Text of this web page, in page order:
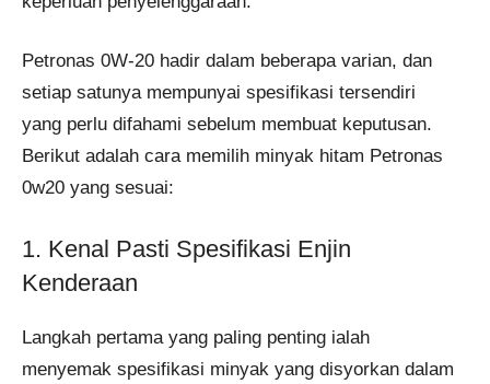
Petronas 0W-20 hadir dalam beberapa varian, dan
setiap satunya mempunyai spesifikasi tersendiri
yang perlu difahami sebelum membuat keputusan.
Berikut adalah cara memilih minyak hitam Petronas
0w20 yang sesuai:
1. Kenal Pasti Spesifikasi Enjin
Kenderaan
Langkah pertama yang paling penting ialah
menyemak spesifikasi minyak yang disyorkan dalam